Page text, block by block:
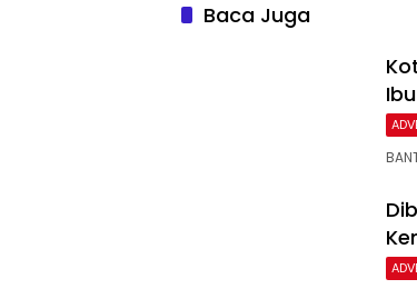
Baca Juga